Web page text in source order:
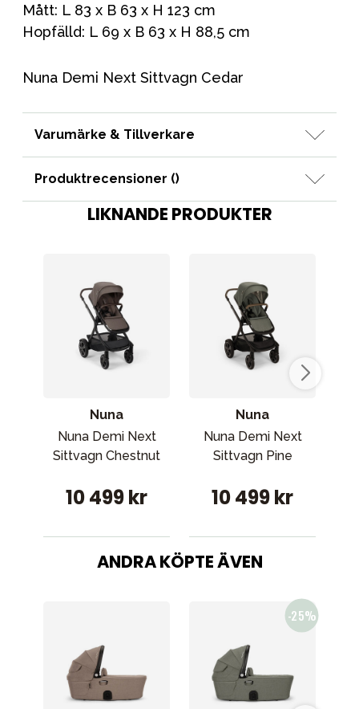
Mått: L 83 x B 63 x H 123 cm
Hopfälld: L 69 x B 63 x H 88,5 cm
Nuna Demi Next Sittvagn Cedar
Varumärke & Tillverkare
Produktrecensioner ()
LIKNANDE PRODUKTER
Nuna
Nuna Demi Next
Sittvagn Chestnut
10 499 kr
Nuna
Nuna Demi Next
Sittvagn Pine
10 499 kr
ANDRA KÖPTE ÄVEN